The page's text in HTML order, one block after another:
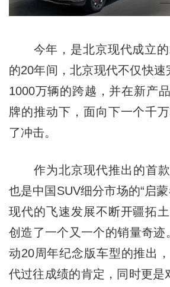
今年，是北京现代成立的
的20年间，北京现代不仅快
1000万辆的跨越，并在新产
牌的推动下，面向下一个千
了冲击。
作为北京现代推出的首款
也是中国SUV细分市场的“启
现代的飞速发展不断开疆拓
创造了一个又一个的销量奇迹
动20周年纪念版车型的推出
代过往成绩的肯定，同时更是